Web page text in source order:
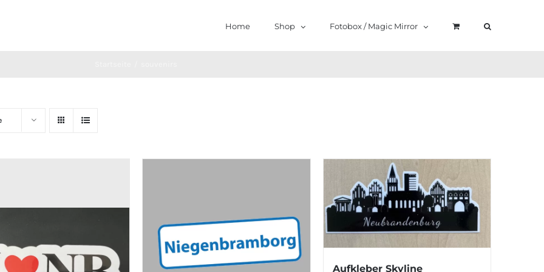
Home Shop Fotobox / Magic Mirror
Aufkleber Skyline